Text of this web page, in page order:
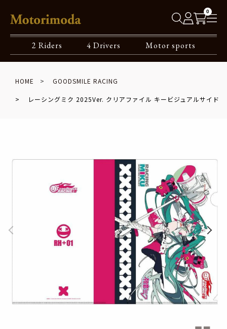
0
2 Riders 4 Drivers Motor sports
HOME GOODSMILE RACING
レーシングミク 2025Ver. クリアファイル キービジュアルサイド